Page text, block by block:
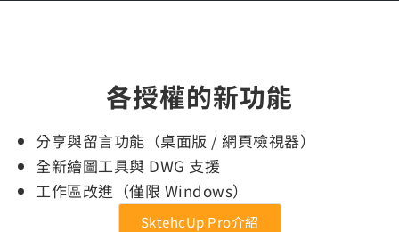
各授權的新功能
分享與留言功能（桌面版 / 網頁檢視器）
全新繪圖工具與 DWG 支援
工作區改進（僅限 Windows）
SktehcUp Pro介紹